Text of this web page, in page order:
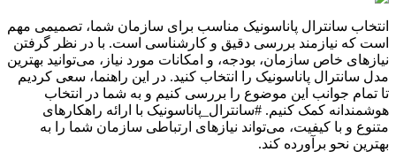
انتخاب سانترال پاناسونیک مناسب برای سازمان شما، تصمیمی مهم
است که نیازمند بررسی دقیق و کارشناسی است. با در نظر گرفتن
نیازهای خاص سازمان، بودجه، و امکانات مورد نیاز، می‌توانید بهترین
مدل سانترال پاناسونیک را انتخاب کنید. در این راهنما، سعی کردیم
تا تمام جوانب این موضوع را بررسی کنیم و به شما در انتخاب
هوشمندانه کمک کنیم. #سانترال_پاناسونیک با ارائه راهکارهای
متنوع و با کیفیت، می‌تواند نیازهای ارتباطی سازمان شما را به
بهترین نحو برآورده کند.